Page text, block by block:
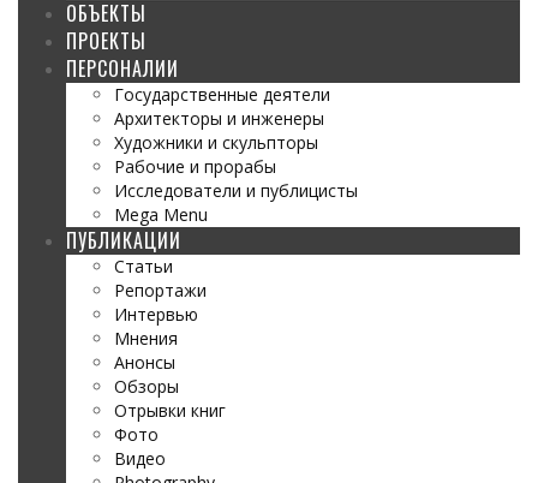
ОБЪЕКТЫ
ПРОЕКТЫ
ПЕРСОНАЛИИ
Государственные деятели
Архитекторы и инженеры
Художники и скульпторы
Рабочие и прорабы
Исследователи и публицисты
Mega Menu
ПУБЛИКАЦИИ
Статьи
Репортажи
Интервью
Мнения
Анонсы
Обзоры
Отрывки книг
Фото
Видео